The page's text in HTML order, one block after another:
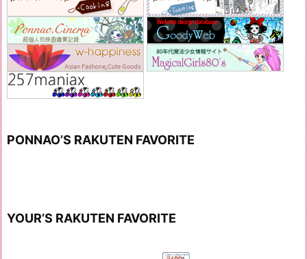
PONNAO’S RAKUTEN FAVORITE
YOUR’S RAKUTEN FAVORITE